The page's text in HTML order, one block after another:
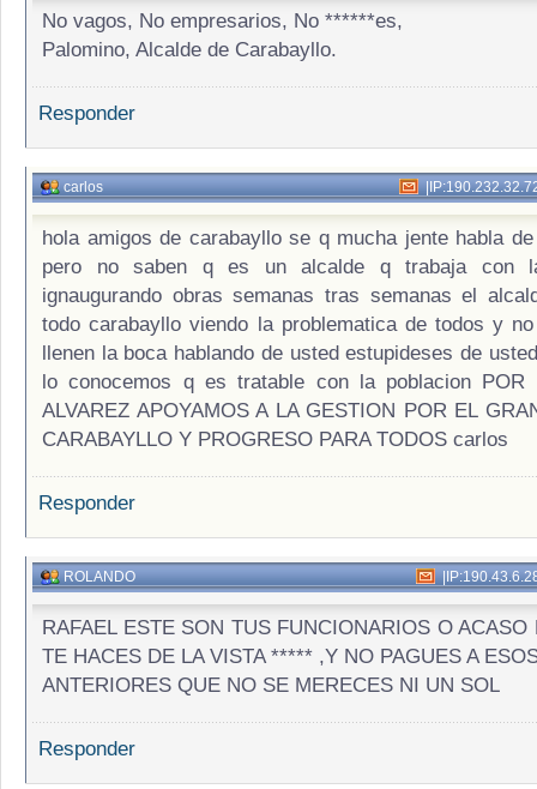
No vagos, No empresarios, No ******es,
Palomino, Alcalde de Carabayllo.
Responder
carlos |
hola amigos de carabayllo se q mucha jente habla
pero no saben q es un alcalde q trabaja con
ignaugurando obras semanas tras semanas el
todo carabayllo viendo la problematica de todos y
llenen la boca hablando de usted estupideses de
lo conocemos q es tratable con la poblacion POR
ALVAREZ APOYAMOS A LA GESTION POR EL
CARABAYLLO Y PROGRESO PARA TODOS carlos
Responder
ROLANDO |
RAFAEL ESTE SON TUS FUNCIONARIOS O
TE HACES DE LA VISTA ***** ,Y NO PAGUES A
ANTERIORES QUE NO SE MERECES NI UN SOL
Responder